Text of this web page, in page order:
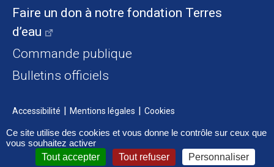
Faire un don à notre fondation Terres
d’eau
Commande publique
Bulletins officiels
Accessibilité Mentions légales Cookies
Ce site utilise des cookies et vous donne le contrôle sur ceux que
vous souhaitez activer
Tout accepter
Tout refuser Personnaliser